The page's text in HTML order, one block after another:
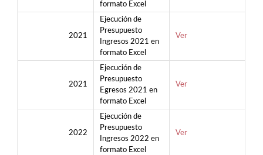
formato Excel
2021
Ejecución de
Presupuesto
Ingresos 2021 en
formato Excel
Ver
2021
Ejecución de
Presupuesto
Egresos 2021 en
formato Excel
Ver
2022
Ejecución de
Presupuesto
Ingresos 2022 en
formato Excel
Ver